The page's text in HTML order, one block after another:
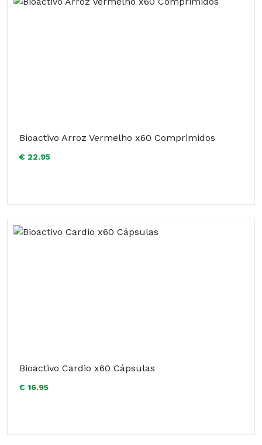
Bioactivo Arroz Vermelho x60 Comprimidos
€ 22.95
Bioactivo Cardio x60 Cápsulas
€ 16.95